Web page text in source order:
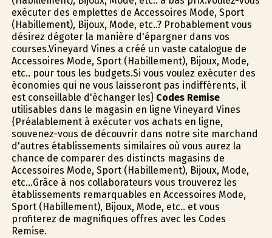
exécuter des emplettes de Accessoires Mode, Sport
(Habillement), Bijoux, Mode, etc..? Probablement vous
désirez dégoter la manière d'épargner dans vos
courses.Vineyard Vines a créé un vaste catalogue de
Accessoires Mode, Sport (Habillement), Bijoux, Mode,
etc.. pour tous les budgets.Si vous voulez exécuter des
économies qui ne vous laisseront pas indifférents, il
est conseillable d'échanger les} Codes Remise
utilisables dans le magasin en ligne Vineyard Vines
{Préalablement à exécuter vos achats en ligne,
souvenez-vous de découvrir dans notre site marchand
d'autres établissements similaires où vous aurez la
chance de comparer des distincts magasins de
Accessoires Mode, Sport (Habillement), Bijoux, Mode,
etc...Grâce à nos collaborateurs vous trouverez les
établissements remarquables en Accessoires Mode,
Sport (Habillement), Bijoux, Mode, etc.. et vous
profiterez de magnifiques offres avec les Codes
Remise.